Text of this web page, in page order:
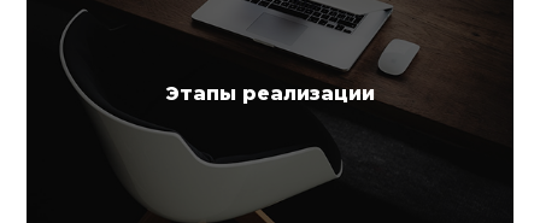
Этапы реализации